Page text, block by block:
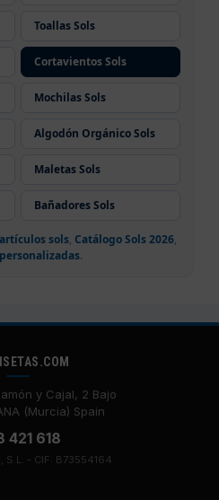
Toallas Sols
Cortavientos Sols
Mochilas Sols
Algodón Orgánico Sols
Maletas Sols
Bañadores Sols
artículos sols, Catálogo Sols 2026,
.
y Cajal, 2 Bajo
(Murcia) Spain
421 618
S.L. - CIF: B73554164